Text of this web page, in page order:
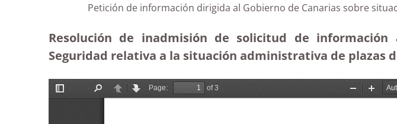
Petición de información dirigida al Gobierno de Canarias sobre
Resolución de inadmisión de solicitud de
Seguridad relativa a la situación administrativa de plazas